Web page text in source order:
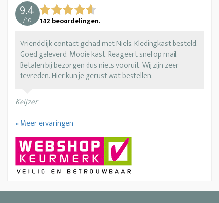
9.4
/10 142 beoordelingen.
Vriendelijk contact gehad met Niels. Kledingkast besteld.
Goed geleverd. Mooie kast. Reageert snel op mail.
Betalen bij bezorgen dus niets vooruit. Wij zijn zeer
tevreden. Hier kun je gerust wat bestellen.
Keijzer
» Meer ervaringen